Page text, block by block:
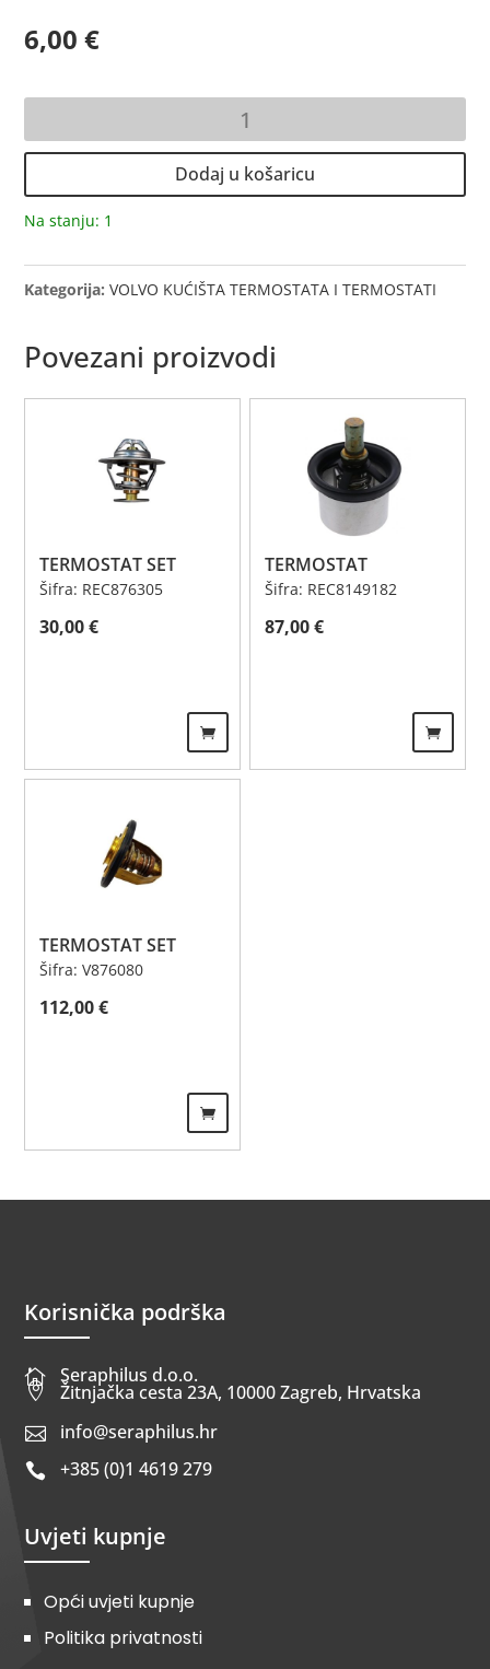
6,00€
Dodaj u košaricu
Na stanju: 1
Kategorija:VOLVO KUĆIŠTA TERMOSTATA I TERMOSTATI
Povezani proizvodi
TERMOSTAT SET
Šifra: REC876305
30,00€
TERMOSTAT
Šifra: REC8149182
87,00€
TERMOSTAT SET
Šifra: V876080
112,00€
Korisnička podrška
 Seraphilus d.o.o.
 Žitnjačka cesta 23A, 10000 Zagreb, Hrvatska
 info@seraphilus.hr
 +385 (0)1 4619 279
Uvjeti kupnje
Opći uvjeti kupnje
Politika privatnosti